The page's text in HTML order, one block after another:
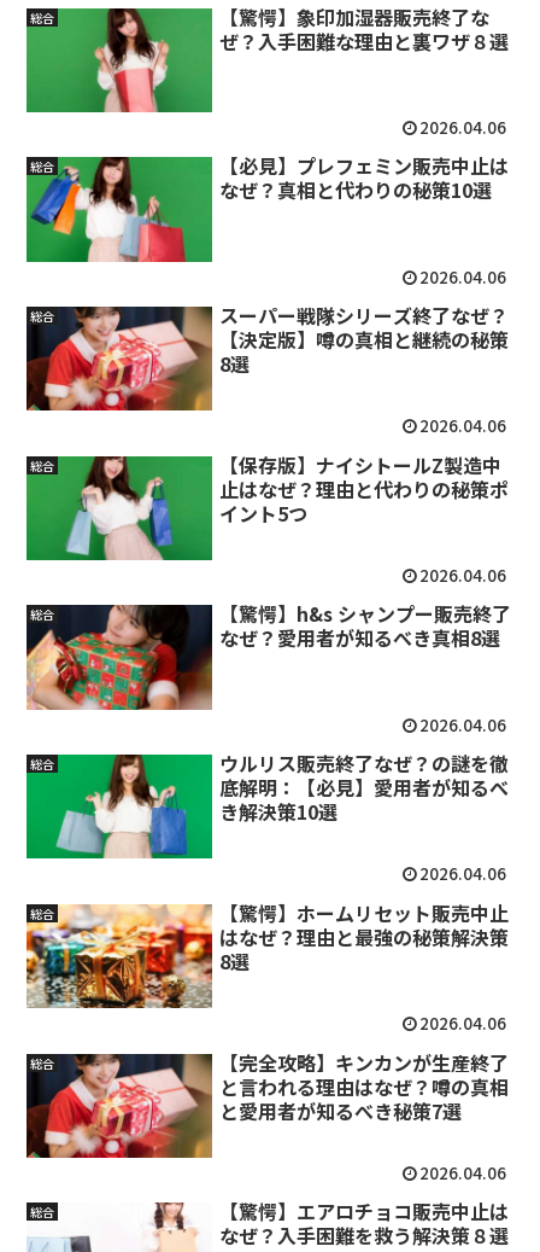
総合
【驚愕】象印加湿器販売終了な
ぜ？入手困難な理由と裏ワザ８選
2026.04.06
総合
【必見】プレフェミン販売中止は
なぜ？真相と代わりの秘策10選
2026.04.06
総合
スーパー戦隊シリーズ終了なぜ？
【決定版】噂の真相と継続の秘策
8選
2026.04.06
総合
【保存版】ナイシトールZ製造中
止はなぜ？理由と代わりの秘策ポ
イント5つ
2026.04.06
総合
【驚愕】h&s シャンプー販売終了
なぜ？愛用者が知るべき真相8選
2026.04.06
総合
ウルリス販売終了なぜ？の謎を徹
底解明：【必見】愛用者が知るべ
き解決策10選
2026.04.06
総合
【驚愕】ホームリセット販売中止
はなぜ？理由と最強の秘策解決策
8選
2026.04.06
総合
【完全攻略】キンカンが生産終了
と言われる理由はなぜ？噂の真相
と愛用者が知るべき秘策7選
2026.04.06
総合
【驚愕】エアロチョコ販売中止は
なぜ？入手困難を救う解決策８選